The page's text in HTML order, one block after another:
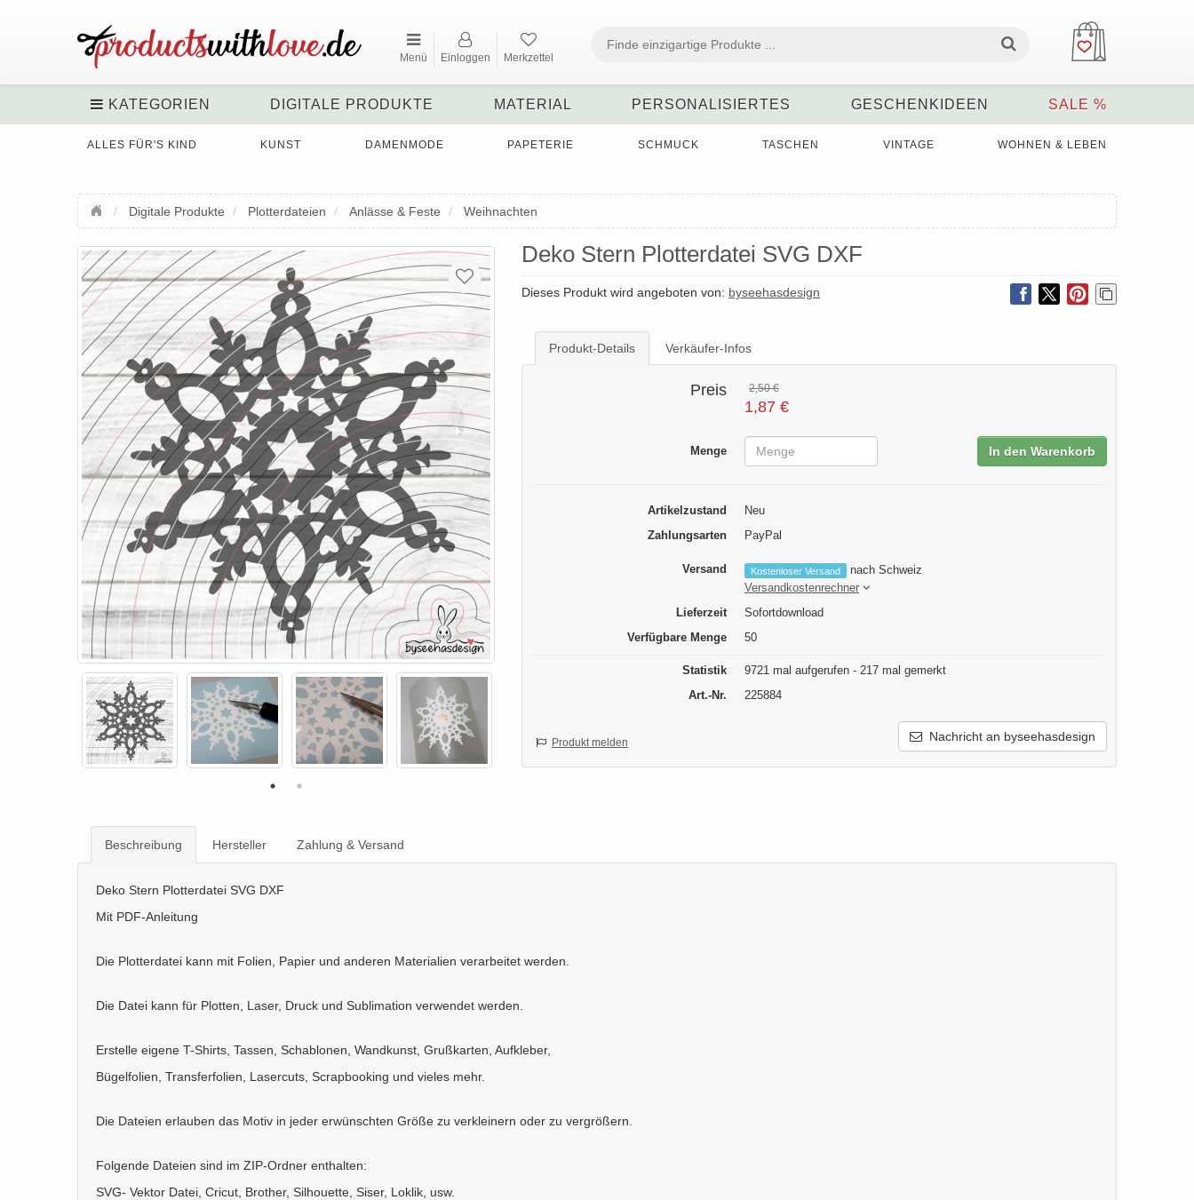
Menü Einloggen Merkzettel
KATEGORIEN DIGITALE PRODUKTE MATERIAL PERSONALISIERTES GESCHENKIDEEN SALE %
ALLES FÜR'S KIND KUNST DAMENMODE PAPETERIE SCHMUCK TASCHEN VINTAGE WOHNEN & LEBEN
Digitale Produkte Plotterdateien Anlässe & Feste Weihnachten
Deko Stern Plotterdatei SVG DXF
Dieses Produkt wird angeboten von: byseehasdesign
Produkt-Details Verkäufer-Infos
Preis 2,50 €
1,87 €
Menge In den Warenkorb
Artikelzustand
Neu
Zahlungsarten
PayPal
Versand Kostenloser Versand
nach Schweiz
Versandkostenrechner
Lieferzeit
Sofortdownload
Verfügbare Menge
50
Statistik
9721 mal aufgerufen - 217 mal gemerkt
Art.-Nr.
225884
Nachricht an byseehasdesign
Produkt melden
Beschreibung Hersteller Zahlung & Versand
Deko Stern Plotterdatei SVG DXF
Mit PDF-Anleitung
Die Plotterdatei kann mit Folien, Papier und anderen Materialien verarbeitet werden.
Die Datei kann für Plotten, Laser, Druck und Sublimation verwendet werden.
Erstelle eigene T-Shirts, Tassen, Schablonen, Wandkunst, Grußkarten, Aufkleber,
Bügelfolien, Transferfolien, Lasercuts, Scrapbooking und vieles mehr.
Die Dateien erlauben das Motiv in jeder erwünschten Größe zu verkleinern oder zu vergrößern.
Folgende Dateien sind im ZIP-Ordner enthalten:
SVG- Vektor Datei, Cricut, Brother, Silhouette, Siser, Loklik, usw.